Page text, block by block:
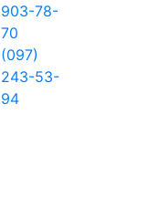
903-78-
70
(097)
243-53-
94